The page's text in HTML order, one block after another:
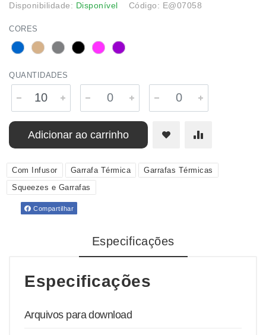
Disponibilidade: Disponível Código: E@07058
CORES
QUANTIDADES
Adicionar ao carrinho
Com Infusor Garrafa Térmica
Garrafas Térmicas
Squeezes e Garrafas
Compartilhar
Especificações
Especificações
Arquivos para download